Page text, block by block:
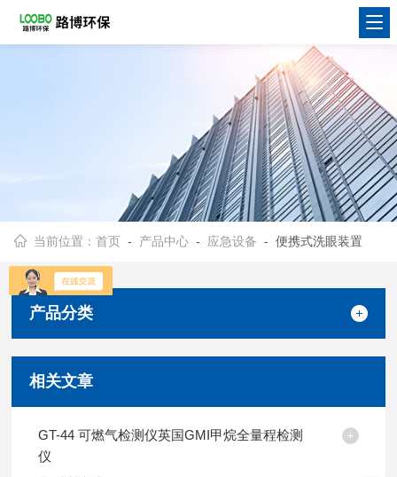
当前位置：首页 - 产品中心 - 应急设备 - 便携式洗眼装置
产品分类
相关文章
GT-44 可燃气检测仪英国GMI甲烷全量程检测
仪